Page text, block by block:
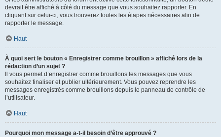
devrait être affiché à côté du message que vous souhaitez rapporter. En
cliquant sur celui-ci, vous trouverez toutes les étapes nécessaires afin de
rapporter le message.
Haut
À quoi sert le bouton « Enregistrer comme brouillon » affiché lors de la
rédaction d’un sujet ?
Il vous permet d’enregistrer comme brouillons les messages que vous
souhaitez finaliser et publier ultérieurement. Vous pouvez reprendre les
messages enregistrés comme brouillons depuis le panneau de contrôle de
l’utilisateur.
Haut
Pourquoi mon message a-t-il besoin d’être approuvé ?